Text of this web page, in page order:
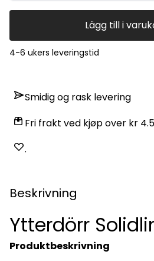
Lägg till i
4-6 ukers leveringstid
Smidig og rask levering
Fri frakt ved kjøp over kr
.
Beskrivning
Ytterdörr
Produktbeskrivning